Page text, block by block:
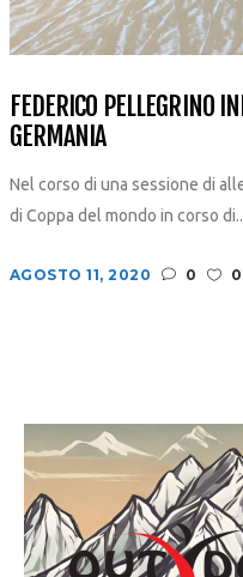
FEDERICO PELLEGRINO
GERMANIA
Nel corso di una sessione di
di Coppa del mondo in corso
AGOSTO 11, 2020 0 0